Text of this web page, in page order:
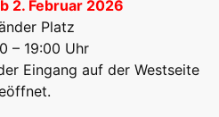
2. Februar 2026
Platz
– 19:00 Uhr
Eingang auf der Westseite